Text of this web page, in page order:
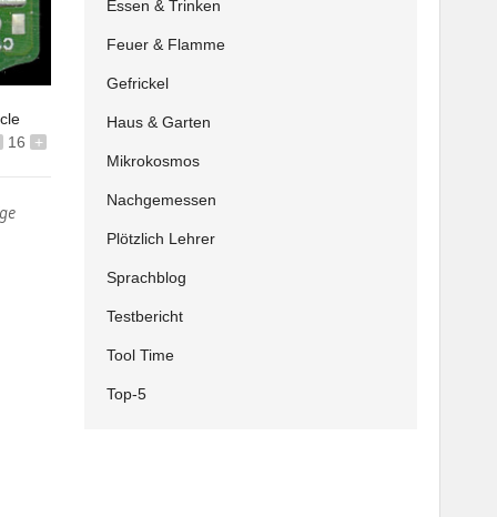
16 +
Essen & Trinken
Feuer & Flamme
Gefrickel
Haus & Garten
Mikrokosmos
Nachgemessen
Plötzlich Lehrer
Sprachblog
Testbericht
Tool Time
Top-5